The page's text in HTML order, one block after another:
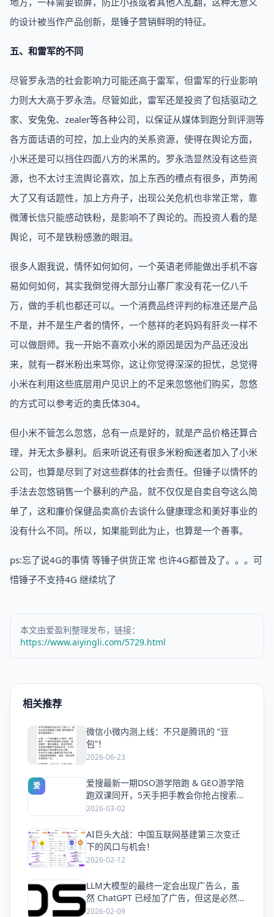
的设计被当作产品创新，是锤子营销鲜明的特征。
五、和雷军的不同
尽管罗永浩的社会影响力可能还高于雷军，但雷军的行业影响
力则大大高于罗永浩。尽管如此，雷军还是投资了包括驱动之
家、安兔兔、zealer等各种公司，以保证从媒体到跑分到评测等
各方面话语的可控，加上业内的关系资源，使得在舆论方面，
小米还是可以挡住四面八方的米黑的。罗永浩显然没有这些资
源，也不太讨主流舆论喜欢，加上东西的槽点有很多，声势闹
大了又有话题性，加上方舟子，出现公关危机也非常正常，靠
微薄长信只能感动铁粉，是影响不了舆论的。而投资人看的是
舆论，可不是铁粉感激的眼泪。
很多人跟我说，情怀如何如何，一个英语老师能做出手机不容
易如何如何，其实我倒觉得大部分山寨厂家没有花一亿八千
万，做的手机也都还可以。一个消费品终评判的标准还是产品
不是，并不是生产者的情怀，一个慈祥的老妈妈有肝炎一样不
可以做厨师。我一开始不喜欢小米的原因是因为产品还没出
来，就有一群米粉出来骂你，这让你觉得深深的担忧，总觉得
小米在利用这些底层用户见识上的不足来忽悠他们购买，忽悠
的方式可以参考近的奥氏体304。
但小米不管怎么忽悠，总有一点是好的，就是产品价格还算合
理，并无太多暴利。后来听说还有很多米粉痴迷者加入了小米
公司，也算是尽到了对这些群体的社会责任。但锤子以情怀的
手法去忽悠销售一个暴利的产品，就不仅仅是自卖自夸这么简
单了，这和廉价保健品卖高价去谈什么健康理念和美好事业的
没有什么不同。所以，如果能到此为止，也算是一个善事。
ps:忘了说4G的事情 等锤子供货正常 也许4G都普及了。。。可
惜锤子不支持4G 继续坑了
本文由爱盈利整理发布，链接：
https://www.aiyingli.com/5729.html
相关推荐
爱
微信小微内测上线：不只是腾讯的 “豆
包”！
2026-06-23
爱
爱搜最新一期DSO游学陪跑 & GEO游学陪
跑双课同开，5天手把手教会你抢占搜索流
量
2026-03-02
爱
AI巨头大战：中国互联网基建第三次变迁
下的风口与机会！
2026-02-12
爱
LLM大模型的最终一定会出现广告么，虽
然 ChatGPT 已经加了广告，但这是必然终
局么？
2026-02-09